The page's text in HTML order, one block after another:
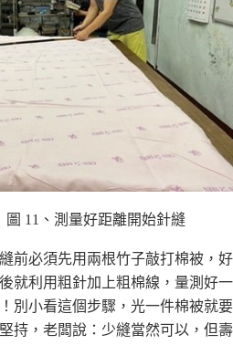
11、測量好距離開始針縫
前必須先⽤兩根⽵⼦敲打棉被，好
就利⽤粗針加上粗棉線，量測好⼀
別⼩看這個步驟，光⼀件棉被就要
持，老闆說：少縫當然可以，但壽